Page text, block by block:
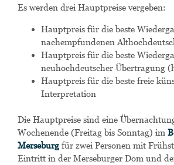
Es werden drei Hauptpreise vergeben:
Hauptpreis für die beste
nachempfundenen
Hauptpreis für die beste
neuhochdeutscher Übertragung
Hauptpreis für die beste freie
Interpretation
Die Hauptpreise sind eine
Wochenende (Freitag bis Sonntag) im
Merseburg für zwei Personen mit
Eintritt in der Merseburger Dom und